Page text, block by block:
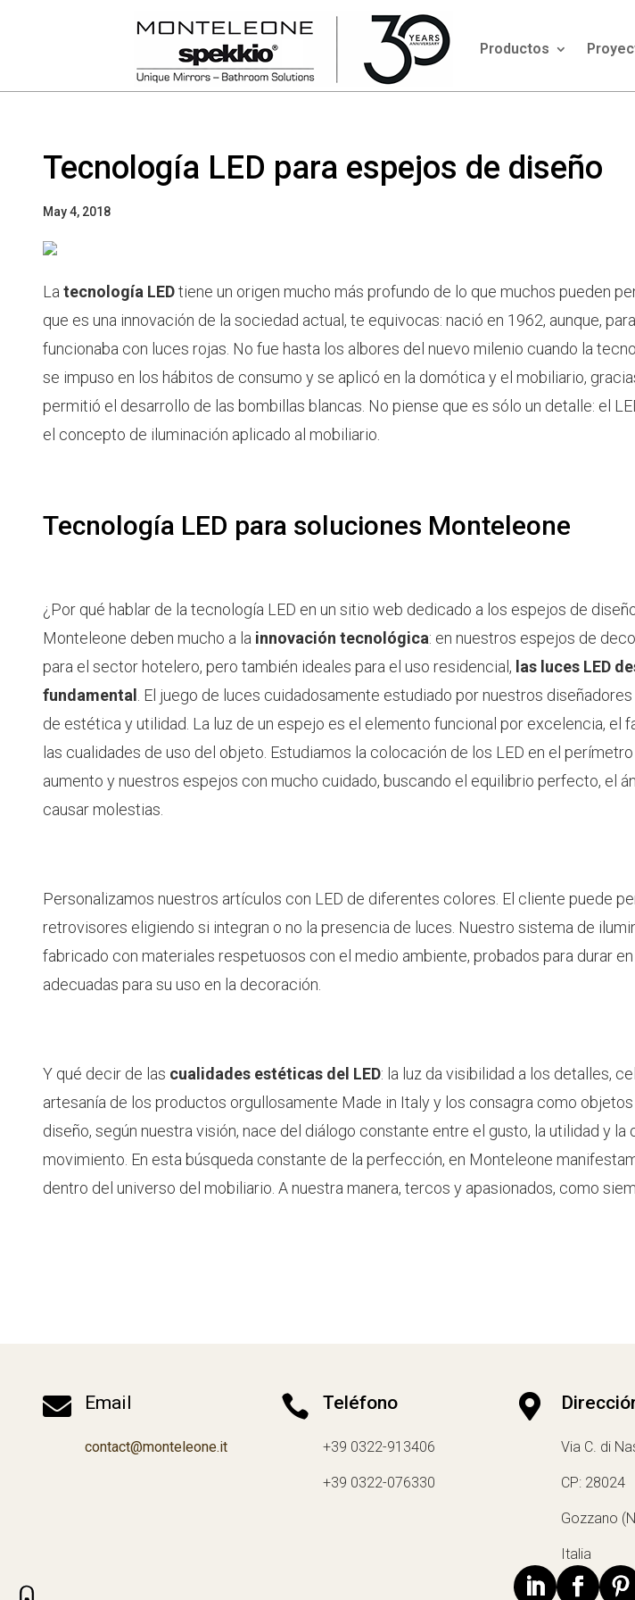
Productos
Tecnología LED para espejos de diseño
May 4, 2018
La tecnología LEDtiene un origen mucho más profundo de lo que muchos pueden
que es una innovación de la sociedad actual, te equivocas: nació en 1962, aunque,
funcionaba con luces rojas. No fue hasta los albores del nuevo milenio cuando la
se impuso en los hábitos de consumo y se aplicó en la domótica y el mobiliario,
permitió el desarrollo de las bombillas blancas. No piense que es sólo un detalle: el
el concepto de iluminación aplicado al mobiliario.
Tecnología LED para soluciones Monteleone
¿Por qué hablar de la tecnología LED en un sitio web dedicado a los espejos de
Monteleone deben mucho a la innovación tecnológica: en nuestros espejos de
para el sector hotelero, pero también ideales para el uso residencial, las luces LED
fundamental . El juego de luces cuidadosamente estudiado por nuestros
de estética y utilidad. La luz de un espejo es el elemento funcional por excelencia, el
las cualidades de uso del objeto. Estudiamos la colocación de los LED en el
aumento y nuestros espejos con mucho cuidado, buscando el equilibrio perfecto, el
causar molestias.
Personalizamos nuestros artículos con LED de diferentes colores. El cliente puede
retrovisores eligiendo si integran o no la presencia de luces. Nuestro sistema de
fabricado con materiales respetuosos con el medio ambiente, probados para durar
adecuadas para su uso en la decoración.
Y qué decir de las cualidades estéticas del LED: la luz da visibilidad a los detalles,
artesanía de los productos orgullosamente Made in Italy y los consagra como
diseño, según nuestra visión, nace del diálogo constante entre el gusto, la utilidad y la
movimiento. En esta búsqueda constante de la perfección, en Monteleone
dentro del universo del mobiliario. A nuestra manera, tercos y apasionados, como
 Email
contact@monteleone.it
 Teléfono
+39 0322-913406
+39 0322-076330

Via C. di
CP: 28024
Gozzano
Italia